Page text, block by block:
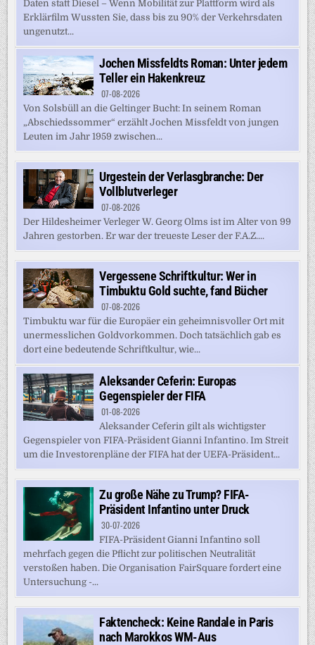
Daten statt Diesel – Wenn Mobilität zur Plattform wird als
Erklärfilm Wussten Sie, dass bis zu 90% der Verkehrsdaten
ungenutzt...
Jochen Missfeldts Roman: Unter jedem
Teller ein Hakenkreuz
07-08-2026
Von Solsbüll an die Geltinger Bucht: In seinem Roman
„Abschiedssommer“ erzählt Jochen Missfeldt von jungen
Leuten im Jahr 1959 zwischen...
Urgestein der Verlasgbranche: Der
Vollblutverleger
07-08-2026
Der Hildesheimer Verleger W. Georg Olms ist im Alter von 99
Jahren gestorben. Er war der treueste Leser der F.A.Z....
Vergessene Schriftkultur: Wer in
Timbuktu Gold suchte, fand Bücher
07-08-2026
Timbuktu war für die Europäer ein geheimnisvoller Ort mit
unermesslichen Goldvorkommen. Doch tatsächlich gab es
dort eine bedeutende Schriftkultur, wie...
Aleksander Ceferin: Europas
Gegenspieler der FIFA
01-08-2026
Aleksander Ceferin gilt als wichtigster
Gegenspieler von FIFA-Präsident Gianni Infantino. Im Streit
um die Investorenpläne der FIFA hat der UEFA-Präsident...
Zu große Nähe zu Trump? FIFA-
Präsident Infantino unter Druck
30-07-2026
FIFA-Präsident Gianni Infantino soll
mehrfach gegen die Pflicht zur politischen Neutralität
verstoßen haben. Die Organisation FairSquare fordert eine
Untersuchung -...
Faktencheck: Keine Randale in Paris
nach Marokkos WM-Aus